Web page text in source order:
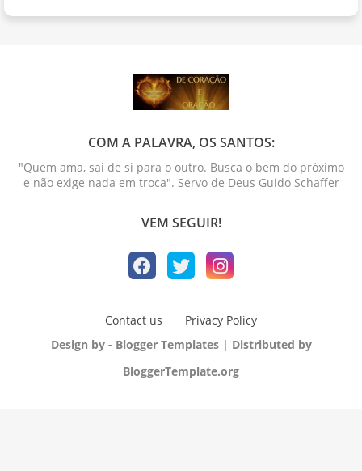
COM A PALAVRA, OS SANTOS:
"Quem ama, sai de si para o outro. Busca o bem do próximo
e não exige nada em troca". Servo de Deus Guido Schaffer
VEM SEGUIR!
Contact us
Privacy Policy
Design by - Blogger Templates | Distributed by
BloggerTemplate.org